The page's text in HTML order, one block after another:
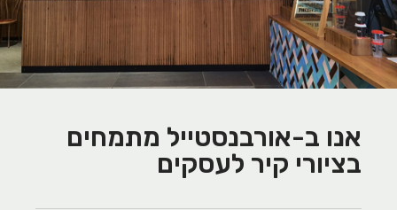
אנו ב-אורבנסטייל מתמחים
בציורי קיר לעסקים